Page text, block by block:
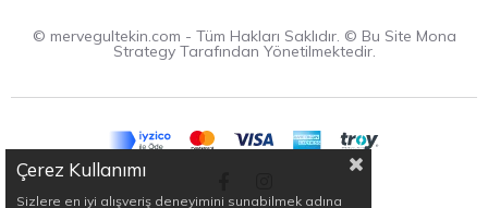
© mervegultekin.com - Tüm Hakları Saklıdır. © Bu Site Mona
Strategy Tarafından Yönetilmektedir.
Çerez Kullanımı
Sizlere en iyi alışveriş deneyimini sunabilmek adına